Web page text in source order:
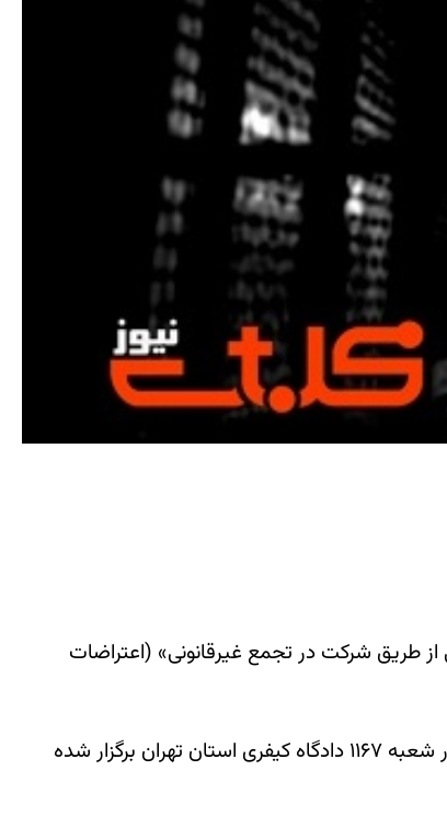
طریق شرکت در تجمع غیرقانونی» (اعتراضات
به گزارش مجموعه فعالان حقوق بشر در ایران جلسه دادگاه رسیدگی به اتهامات ماری محمدی روز سه‌شنبه ۲۶ فروردین ۱۳۹۹ در شعبه ۱۱۶۷ دادگاه کیفری استان تهران برگزار شده